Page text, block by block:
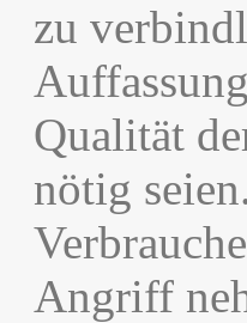
zu
Qualität
nötig
Angriff